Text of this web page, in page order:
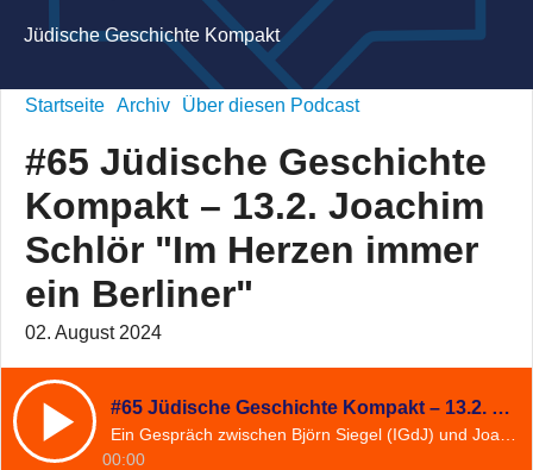
Jüdische Geschichte Kompakt
Startseite Archiv Über diesen Podcast
#65 Jüdische Geschichte
Kompakt – 13.2. Joachim
Schlör "Im Herzen immer
ein Berliner"
02. August 2024
#65 Jüdische Geschichte Kompakt – 13.2. Joachim Schlör "Im Herzen immer ein Berliner"
00:00